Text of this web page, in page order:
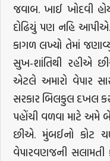
જવાબ. ખાઈ ખોદવી
દોઢિયું પણ નહિ
કાગળ લખ્યો તેમાં
સુખ-શાંતિથી રહીએ
એટલે અમારો વેપાર
સરકાર બિલકુલ દખલ
પહોંચી વળવા માટે અમે
છીએ. મુંબઈનો કોટ
વેપારવણજની